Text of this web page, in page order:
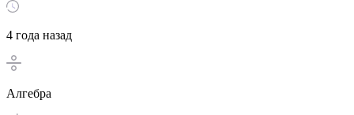
4 года назад
Алгебра